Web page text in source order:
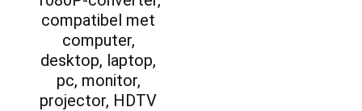
compatibel met
computer,
desktop, laptop,
pc, monitor,
projector, HDTV